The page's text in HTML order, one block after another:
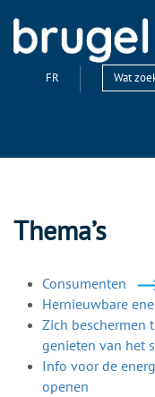
FR
Thema’s
Consumenten
Hernieuwbare
Zich beschermen
genieten van het
Info voor de
openen